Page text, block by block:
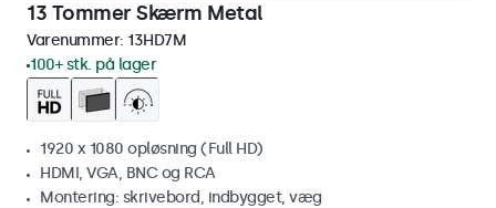
13 Tommer Skærm Metal
Varenummer: 13HD7M
100+ stk. på lager
1920 x 1080 opløsning (Full HD)
HDMI, VGA, BNC og RCA
Montering: skrivebord, indbygget, væg